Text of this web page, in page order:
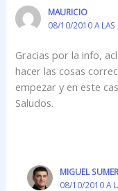
MAURICIO
08/10/2010 A LAS
Gracias por la info,
hacer las cosas
empezar y en este
Saludos.
MIGUEL
08/10/2010 A